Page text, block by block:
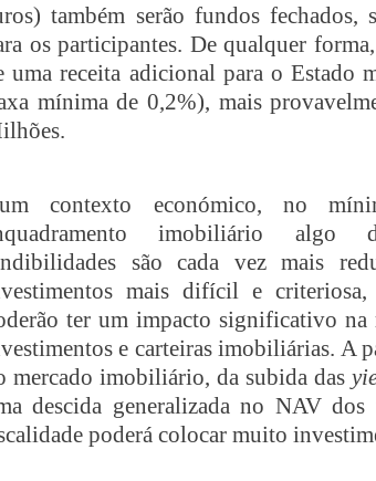
também serão fundos fechados,
os participantes. De qualquer
uma receita adicional para o Estado
mínima de 0,2%), mais
contexto económico, no
imobiliário algo
são cada vez mais
mais difícil e criteriosa,
ter um impacto significativo
e carteiras imobiliárias. A
mercado imobiliário, da subida das
descida generalizada no NAV
poderá colocar muito